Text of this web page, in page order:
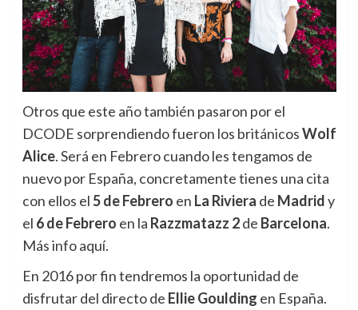
Otros que este año también pasaron por el
DCODE sorprendiendo fueron los británicosWolf
Alice. Será en Febrero cuando les tengamos de
nuevo por España, concretamente tienes una cita
con ellos el5 de Febrero en La Riviera de Madridy
el 6 de Febrero en la Razzmatazz 2de Barcelona.
Más info aquí.
En 2016 por fin tendremos la oportunidad de
disfrutar del directo de Ellie Goulding en España.